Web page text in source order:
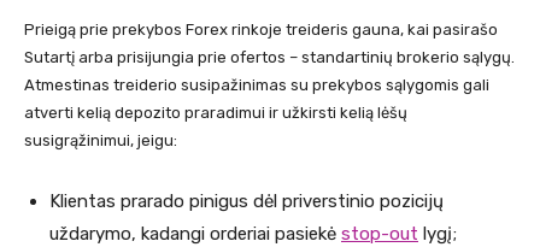
Prieigą prie prekybos Forex rinkoje treideris gauna, kai pasirašo
Sutartį arba prisijungia prie ofertos – standartinių brokerio sąlygų.
Atmestinas treiderio susipažinimas su prekybos sąlygomis gali
atverti kelią depozito praradimui ir užkirsti kelią lėšų
susigrąžinimui, jeigu:
Klientas prarado pinigus dėl priverstinio pozicijų
uždarymo, kadangi orderiai pasiekė stop-out lygį;